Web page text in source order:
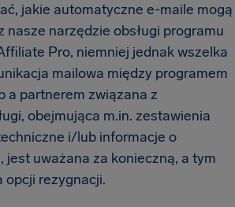
jakie automatyczne e-maile mogą
nasze narzędzie obsługi programu
Pro, niemniej jednak wszelka
mailowa między programem
a partnerem związana z
obejmująca m.in. zestawienia
i/lub informacje o
jest uważana za konieczną, a tym
opcji rezygnacji.